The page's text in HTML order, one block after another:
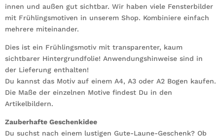
innen und außen gut sichtbar. Wir haben viele Fensterbilder
mit Frühlingsmotiven in unserem Shop. Kombiniere einfach
mehrere miteinander.
Dies ist ein Frühlingsmotiv mit transparenter, kaum
sichtbarer Hintergrundfolie! Anwendungshinweise sind in
der Lieferung enthalten!
Du kannst das Motiv auf einem A4, A3 oder A2 Bogen kaufen.
Die Maße der einzelnen Motive findest Du in den
Artikelbildern.
Zauberhafte Geschenkidee
Du suchst nach einem lustigen Gute-Laune-Geschenk? Ob